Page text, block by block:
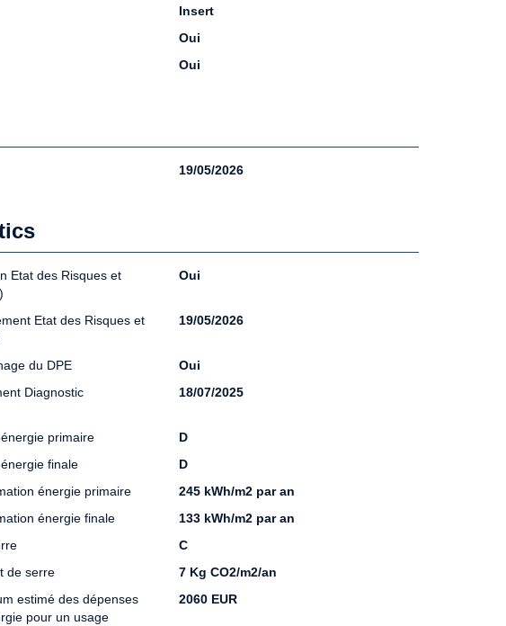
Insert
Oui
Oui
19/05/2026
Etat des Risques et
Oui
Etat des Risques et
19/05/2026
du DPE
Oui
Diagnostic
18/07/2025
primaire
D
finale
D
énergie primaire
245 kWh/m2 par an
énergie finale
133 kWh/m2 par an
C
de serre
7 Kg CO2/m2/an
estimé des dépenses
pour un usage
2060 EUR